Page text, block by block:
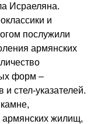
Исраеляна.
и
послужили
армянских
форм –
стел-указателей.
армянских жилищ,